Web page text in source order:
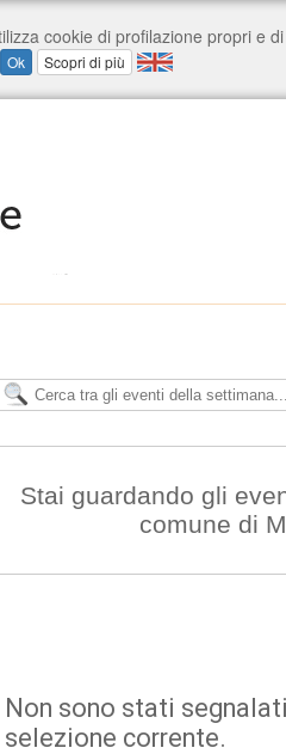
Stai guardando gli
comune di
Non sono stati
selezione corrente.